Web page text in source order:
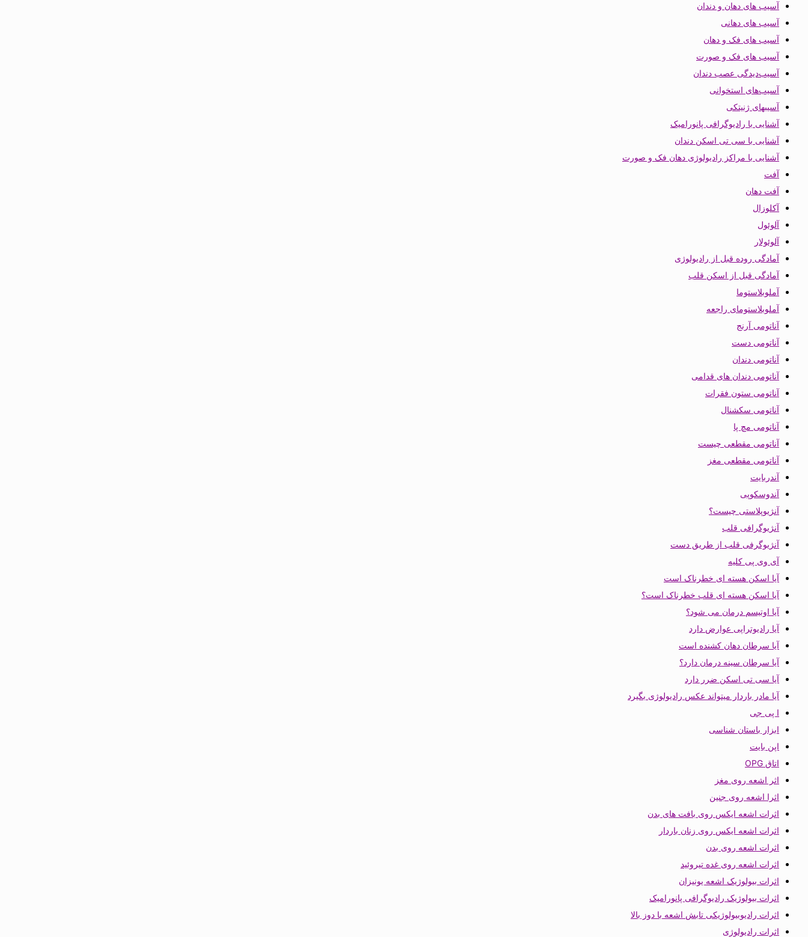
آسیب های دهان و دندان
آسیب های دهانی
آسیب های فک و دهان
آسیب های فک و صورت
آسیب‌دیدگی عصب دندان
آسیب‌های استخوانی
آسیبهای ژنیتکی
آشنایی با رادیوگرافی پانورامیک
آشنایی با سی تی اسکن دندان
آشنایی با مراکز رادیولوژی دهان فک و صورت
آفت
آفت دهان
آکلوزال
آلوئول
آلوئولار
آمادگی روده قبل از رادیولوژی
آمادگی قبل از اسکن قلب
آملوبلاستوما
آملوبلاستومای راجعه
آناتومی آرنج
آناتومی دست
آناتومی دندان
آناتومی دندان های قدامی
آناتومی ستون فقرات
آناتومی سکشنال
آناتومی مچ پا
آناتومی مقطعی چیست
آناتومی مقطعی مغز
آندربایت
آندوسکوپی
آنژیوپلاستی چیست؟
آنژیوگرافی قلب
آنژیوگرفی قلب از طریق دست
آی وی پی کلیه
آیا اسکن هسته ای خطرناک است
آیا اسکن هسته ای قلب خطرناک است؟
آیا اوتیسم درمان می شود؟
آیا رادیوتراپی عوارض دارد
آیا سرطان دهان کشنده است
آیا سرطان سینه درمان دارد؟
آیا سی تی اسکن ضرر دارد
آیا مادر باردار میتواند عکس رادیولوژی بگیرد
ا پی جی
ابزار باستان شناسی
اپن بایت
اتاق OPG
اثر اشعه روی مغز
اثرا اشعه روی جنین
اثرات اشعه ایکس روی بافت های بدن
اثرات اشعه ایکس روی زنان باردار
اثرات اشعه روی بدن
اثرات اشعه روی غده تیروئید
اثرات بیولوژیک اشعه یونیزان
اثرات بیولوژیک رادیوگرافی پانورامیک
اثرات رادیوبیولوژیکی تابش اشعه با دوز بالا
اثرات رادیولوژی